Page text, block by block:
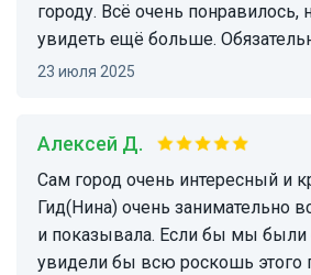
городу. Всё очень понравилось,
увидеть ещё больше.
23 июля 2025
Алексей Д.
Сам город очень интересный и красивый.
Гид(Нина) очень занимательно
и показывала. Если бы мы были
увидели бы всю роскошь этого